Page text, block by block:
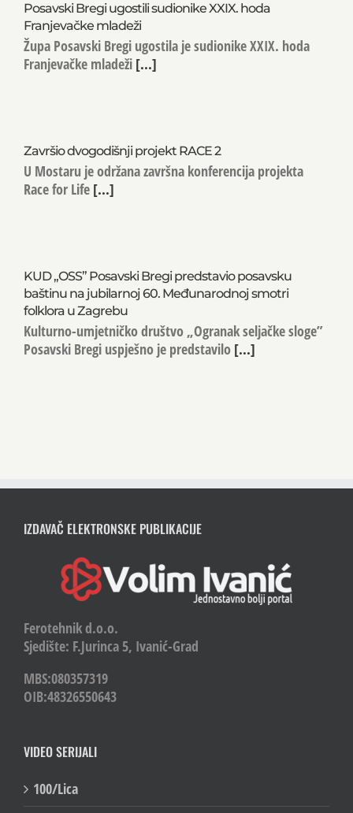
Posavski Bregi ugostili sudionike XXIX. hoda
Franjevačke mladeži
Župa Posavski Bregi ugostila je sudionike XXIX. hoda
Franjevačke mladeži [...]
Završio dvogodišnji projekt RACE 2
U Mostaru je održana završna konferencija projekta
Race for Life [...]
KUD „OSS” Posavski Bregi predstavio posavsku
baštinu na jubilarnoj 60. Međunarodnoj smotri
folklora u Zagrebu
Kulturno-umjetničko društvo „Ogranak seljačke sloge”
Posavski Bregi uspješno je predstavilo [...]
IZDAVAČ ELEKTRONSKE PUBLIKACIJE
Ferotehnik d.o.o.
Sjedište: F.Jurinca 5, Ivanić-Grad
MBS:080357319
OIB:48326550643
VIDEO SERIJALI
100/Lica